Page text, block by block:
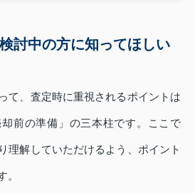
討中の方に知ってほしい
て、査定時に重視されるポイントは
却前の準備」の三本柱です。ここで
理解していただけるよう、ポイント
。